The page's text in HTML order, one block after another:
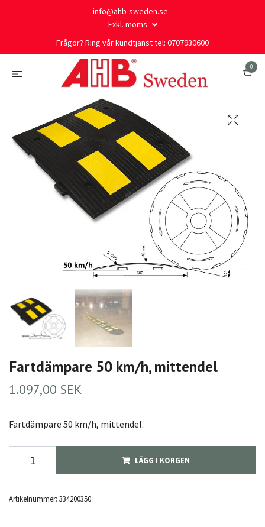
info@ahb-sweden.se
Exkl. moms
Frågor? Ring vår kundtjänst tel: 0707930600
0
Fartdämpare 50 km/h, mittendel
1.097,00 SEK
Fartdämpare 50 km/h, mittendel.
LÄGG I KORGEN
Artikelnummer: 334200350